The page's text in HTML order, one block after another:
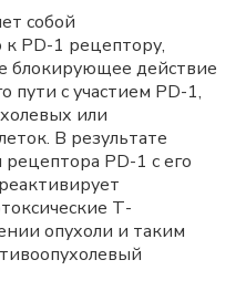
собой
PD-1 рецептору,
блокирующее действие
пути с участием PD-1,
или
В результате
PD-1 с его
Т-
опухоли и таким